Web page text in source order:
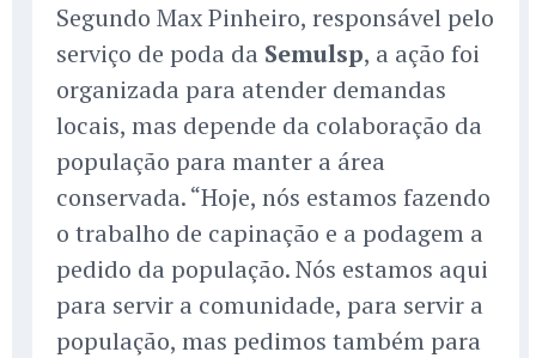
Segundo Max Pinheiro, responsável pelo
serviço de poda da Semulsp, a ação foi
organizada para atender demandas
locais, mas depende da colaboração da
população para manter a área
conservada. “Hoje, nós estamos fazendo
o trabalho de capinação e a podagem a
pedido da população. Nós estamos aqui
para servir a comunidade, para servir a
população, mas pedimos também para